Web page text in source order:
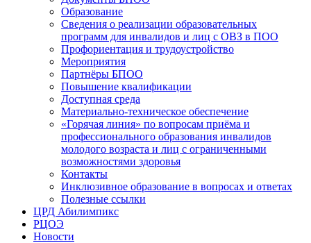
Образование
Сведения о реализации образовательных
программ для инвалидов и лиц с ОВЗ в ПОО
Профориентация и трудоустройство
Мероприятия
Партнёры БПОО
Повышение квалификации
Доступная среда
Материально-техническое обеспечение
«Горячая линия» по вопросам приёма и
профессионального образования инвалидов
молодого возраста и лиц с ограниченными
возможностями здоровья
Контакты
Инклюзивное образование в вопросах и ответах
Полезные ссылки
ЦРД Абилимпикс
РЦОЭ
Новости